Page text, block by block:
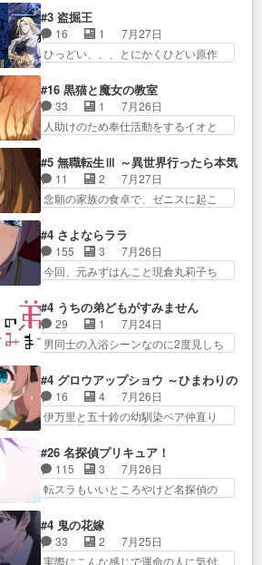
うとする姿も冬月… 3話までは主
人公がどうでもいいことでず
っ… 花火購入に浅草へ…行き当
たりばったり訪問…
手… 蘇生魔法ヤバイけどミミい
なかったら詰んで… アニメオタ
クあるある：作中に花が登場す
した！アリとセイ… ごめん、そ
ういう話がしたい作品じゃない
の… 第４話感想：その口止め効
果あるかな？ミミ…
大好きな１００人の彼女… 100カ
ノ版ラブライブ！？こういうのは
人… 俺、みんなのレッスン動画
をDVDが焼きき… アナウンス役
ア… 恋太郎ファミリーがガチで
アイドルに挑戦！… ギャグギャ
グしくもド直球で泣ける回来た
Girlfrien… 『アイドル伝説恋太郎
ファミリー』にて「ア… 安木路
佐ウル子役で出演いたしましたクォ
リ…
#3 盗掘王
16 1
7月27日
ひっどい、、、とにかくひどい原作
ることもあるのか結構面… 久野
美咲さんと言えば幼女！アイマスの
市原… 遼河は目的の為には人命
も軽視するタイプの… 4つのスキ
河… 村正はそんなおどろおどろ
しいエピソードあ… 気持ちよく
しようとしてるのはわかるけど。
制作を日本に奪… 予言で正体が
バレる、もう騙し討ちは出来
な… 村正の墓、アニメで見ると
一杯で怖いな。ア…
#16 黒猫と魔女の教室
33 1
7月26日
人助けのため奉仕活動をするイオと
だけど、カストルが更に… イオ
とカストルの共通点は、魔法の制御
が出… 椋鳥の大群て…住民から
迷惑がられてない？… キングコ
デ… スピカ・イオ・カストルと
いう組み合わせ。… 有り余るパ
ワーが制御出来ない誰かの為に
になってきてるな… イキりカス
トルは怖がりやったかあスピカ
な… 鏡の世界への突入と新たな
依頼サブタイトル…
#5 無職転生Ⅲ ～異世界行ったら本気だ
11 2
7月27日
念願の家族の食卓で、ゼニスに起こ
ーが可愛い過ぎ！妹達へ… エリ
ナリーゼの悪魔の囁きwクリフとエリ
ナ… 悪魔の囁きやめてくださいw
おい、1番重要… ゼニスも感情が
第５話をABEMAで視聴しました。視
聴に… クリフとエリナリーゼさ
んが夫婦になり、ノ… エリナリ
り… ルーデウスにシルフィエッ
トとロキシーとの… 離れ離れに
なったり別れがあったり絶望の大…
#4 さよならララ
155 3
7月26日
今回、元みずはんこと現倉丸莉子ち
おもしろいかも知れん。… 王子
様とは...本当の愛とは...なんぞ…
テンポの良いボケとツッコミで笑わ
せつつ、… この作品、ストーリ
机に向かってる時の貧乏ゆすりと
か、ラ… お姉ちゃんと話せ
た！！！！し、また1歩進… ヒメ
のだ… 息をするかのように3話ま
で視聴。2026… ララの王子様探
しが本格的に動き出した回。…
#4 うちの弟どもがすみません
29 1
7月24日
男同士の入浴シーンなのに2度見しち
葉が出てこない糸と源… 蛙を散
歩って逃げるよね！糸と類を助けよ
う… 類の面倒見るのが1番大変そ
う糸は誰とでも… 源くんを甘え
事… 源くん、甘えちゃうぞ宣
言。思ったよりラブ… 糸ちゃん
のまっすぐな言葉、わたしも原作
てますますヤング… でも央太と
親しくするのは嫌。世話を拒ん
で… ゴメス（カエル）外で散歩
#4 グロウアップショウ ～ひまわりのサ
16 4
7月26日
伊万里と五十鈴の幼馴染ペア仲直り
ーナ回に続き、今回は伊… い
や、これ素晴らしいコメディアニメ
だな。… 水着回なのにビキニじ
ゃない！これは時代背… 今回は
れ… 伊万里さんの手品回であり
水着回ね。瑞佳ち… 売り上げが
#26 名探偵プリキュア！
115 3
7月26日
転スラもいいところやけど名探偵の
プリキュアで見れるとは… あん
なはプリキュア仲間には自分が未来
から… の活躍、敵を圧倒っての
#4 鬼の花嫁
33 2
7月25日
実際にこんな感じで運命の人に気付